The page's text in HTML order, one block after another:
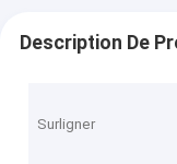
Description De
Surligner